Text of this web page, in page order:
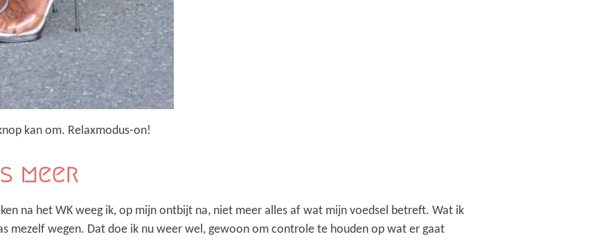
kan om. Relaxmodus-on!
meer
na het WK weeg ik, op mijn ontbijt na, niet meer alles af wat mijn voedsel betreft. Wat ik
mezelf wegen. Dat doe ik nu weer wel, gewoon om controle te houden op wat er gaat